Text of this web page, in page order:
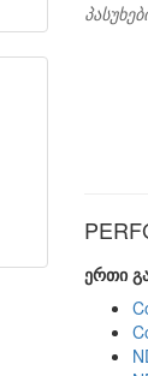
ერთი